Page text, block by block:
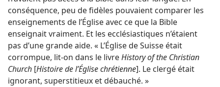
conséquence, peu de fidèles pouvaient comparer les
enseignements de l’Église avec ce que la Bible
enseignait vraiment. Et les ecclésiastiques n’étaient
pas d’une grande aide. « L’Église de Suisse était
corrompue, lit-on dans le livreHistory of the Christian
Church [Histoire de l’Église chrétienne]. Le clergé était
ignorant, superstitieux et débauché. »